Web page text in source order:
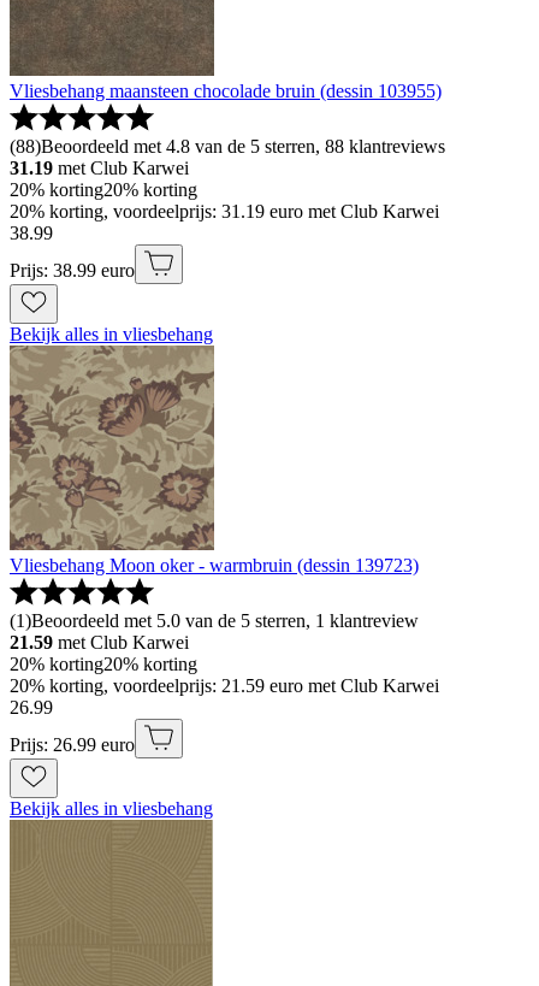
Vliesbehang maansteen chocolade bruin (dessin 103955)
(88)Beoordeeld met 4.8 van de 5 sterren, 88 klantreviews
31.19 met Club Karwei
20% korting20% korting
20% korting, voordeelprijs: 31.19 euro met Club Karwei
38.99
Prijs: 38.99 euro
Bekijk alles in vliesbehang
Vliesbehang Moon oker - warmbruin (dessin 139723)
(1)Beoordeeld met 5.0 van de 5 sterren, 1 klantreview
21.59 met Club Karwei
20% korting20% korting
20% korting, voordeelprijs: 21.59 euro met Club Karwei
26.99
Prijs: 26.99 euro
Bekijk alles in vliesbehang